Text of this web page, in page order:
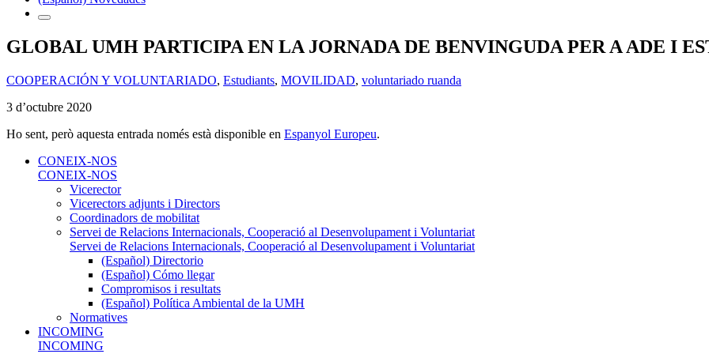
GLOBAL UMH PARTICIPA EN LA JORNADA DE BENVINGUDA PER A ADE I
COOPERACIÓN Y VOLUNTARIADO, Estudiants, MOVILIDAD, voluntariado ruanda
3 d’octubre 2020
Ho sent, però aquesta entrada només està disponible en Espanyol Europeu.
CONEIX-NOS
CONEIX-NOS
Vicerector
Vicerectors adjunts i Directors
Coordinadors de mobilitat
Servei de Relacions Internacionals, Cooperació al Desenvolupament i Voluntariat
Servei de Relacions Internacionals, Cooperació al Desenvolupament i Voluntariat
(Español) Directorio
(Español) Cómo llegar
Compromisos i resultats
(Español) Política Ambiental de la UMH
Normatives
INCOMING
INCOMING